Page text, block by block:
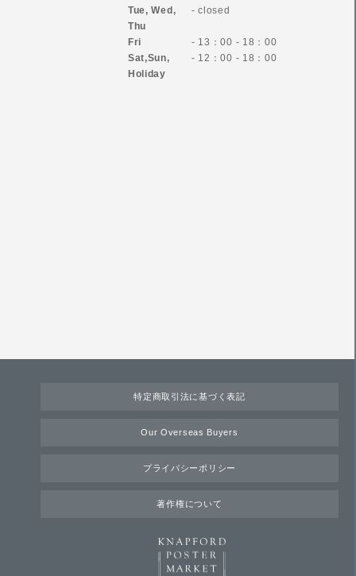
Tue, Wed,
Thu
- closed
Fri
- 13：00 - 18：00
Sat,Sun,
Holiday
- 12：00 - 18：00
特定商取引法に基づく表記
Our Overseas Buyers
プライバシーポリシー
著作権について